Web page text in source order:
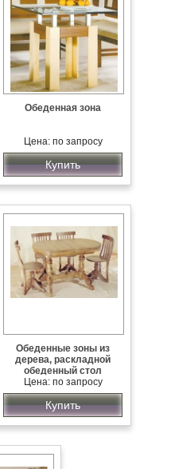
Обеденная зона
Цена: по запросу
Купить
Обеденные зоны из
дерева, раскладной
обеденный стол
Цена: по запросу
Купить